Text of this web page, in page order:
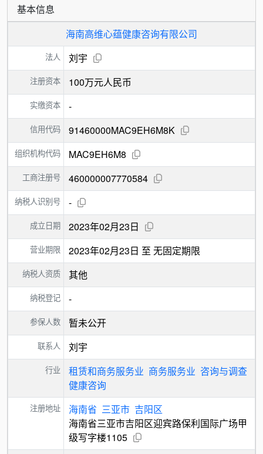
基本信息
海南高维心蕴健康咨询有限公司
法人 刘宇
注册资本 100万元人民币
实缴资本 -
信用代码 91460000MAC9EH6M8K
组织机构代码 MAC9EH6M8
工商注册号 460000007770584
纳税人识别号 -
成立日期 2023年02月23日
营业期限 2023年02月23日 至 无固定期限
纳税人资质 其他
纳税登记 -
参保人数 暂未公开
联系人 刘宇
行业 租赁和商务服务业 商务服务业 咨询与调查
健康咨询
注册地址 海南省 三亚市 吉阳区
海南省三亚市吉阳区迎宾路保利国际广场甲
级写字楼1105